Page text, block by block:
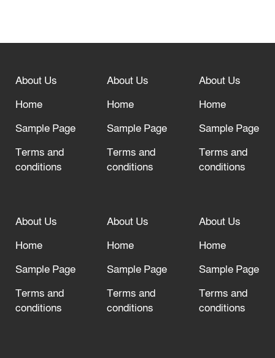
“অসহযোগ” আন্দোলনের হুমকি
দরজা খোলা রেখেছেন
About Us
Home
Sample Page
Terms and
conditions
About Us
Home
Sample Page
Terms and
conditions
About Us
Home
Sample Page
Terms and
conditions
About Us
Home
Sample Page
Terms and
conditions
About Us
Home
Sample Page
Terms and
conditions
About Us
Home
Sample Page
Terms and
conditions